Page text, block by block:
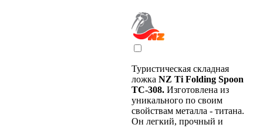
Туристическая складная
ложка NZ Ti Folding Spoon
TC-308. Изготовлена из
уникального по своим
свойствам металла - титана.
Он легкий, прочный и